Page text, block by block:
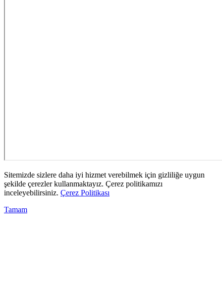
Sitemizde sizlere daha iyi hizmet verebilmek için gizliliğe uygun
şekilde çerezler kullanmaktayız. Çerez politikamızı
inceleyebilirsiniz. Çerez Politikası
Tamam